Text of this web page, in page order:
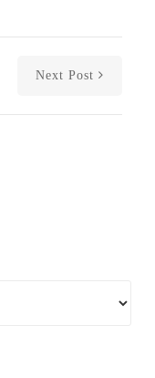
Next Post